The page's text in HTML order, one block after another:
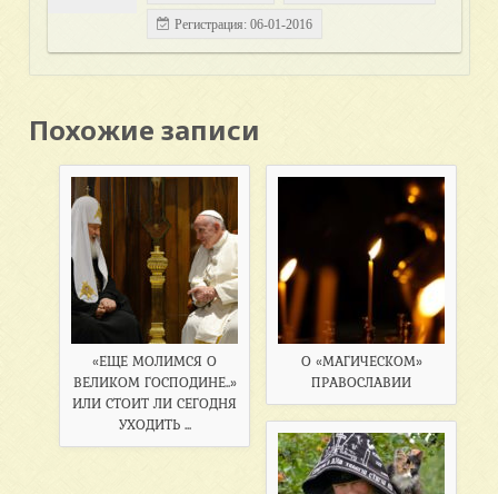
Регистрация: 06-01-2016
Похожие записи
«ЕЩЕ МОЛИМСЯ О
ВЕЛИКОМ ГОСПОДИНЕ..»
ИЛИ СТОИТ ЛИ СЕГОДНЯ
УХОДИТЬ ...
О «МАГИЧЕСКОМ»
ПРАВОСЛАВИИ